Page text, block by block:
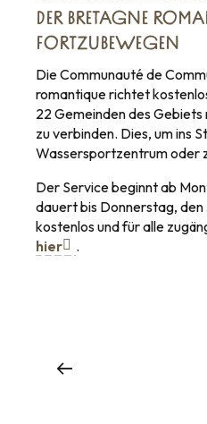
DER BRETAGNE
FORTZUBEWEGEN
Die Communauté de
romantique richtet
22 Gemeinden des
zu verbinden. Dies, um ins
Wassersportzentrum oder
Der Service beginnt ab
dauert bis Donnerstag, den
kostenlos und für alle
hier
.